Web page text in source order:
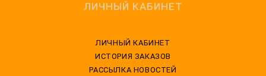
ЛИЧНЫЙ КАБИНЕТ
ЛИЧНЫЙ КАБИНЕТ
ИСТОРИЯ ЗАКАЗОВ
РАССЫЛКА НОВОСТЕЙ